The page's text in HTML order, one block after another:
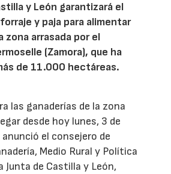
y León garantizará el
y paja para alimentar
zona arrasada por el
(Zamora), que ha
de 11.000 hectáreas.
las ganaderías de la zona
desde hoy lunes, 3 de
el consejero de
Medio Rural y Política
Junta de Castilla y León,